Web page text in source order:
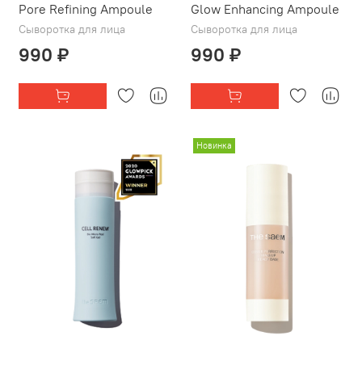
Pore Refining Ampoule
Сыворотка для лица
990 ₽
Glow Enhancing Ampoule
Сыворотка для лица
990 ₽
Новинка